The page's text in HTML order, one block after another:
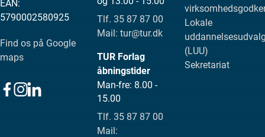
EAN:
5790002580925
Find os på Google
maps
Tlf. 35 87 87 00
Mail: tur@tur.dk
TUR Forlag
åbningstider
Man-fre: 8.00 -
15.00
Tlf. 35 87 87 00
Mail:
Lokale
(LUU)
Sekretariat